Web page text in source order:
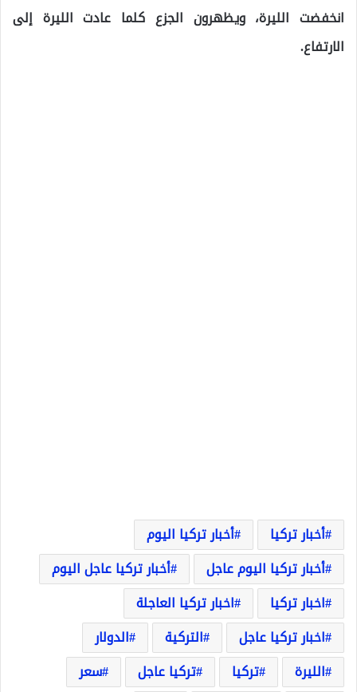
انخفضت الليرة، ويظهرون الجزع كلما عادت الليرة إلى
الارتفاع.
أخبار تركيا
أخبار تركيا اليوم
أخبار تركيا اليوم عاجل
أخبار تركيا عاجل اليوم
اخبار تركيا
اخبار تركيا العاجلة
اخبار تركيا عاجل
التركية
الدولار
الليرة
تركيا تركيا عاجل
سعر